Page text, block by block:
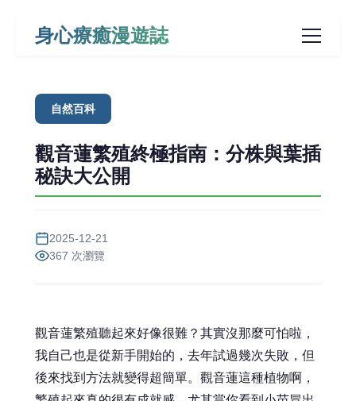
身心療癒漫遊誌
自然百科
觀音蓮繁殖終極指南：分株與葉插
秘訣大公開
2025-12-21
367 次瀏覽
觀音蓮繁殖聽起來好像很難？其實沒那麼可怕啦，
我自己也是從新手開始的，去年試過幾次失敗，但
後來找到方法就變得超簡單。觀音蓮這種植物啊，